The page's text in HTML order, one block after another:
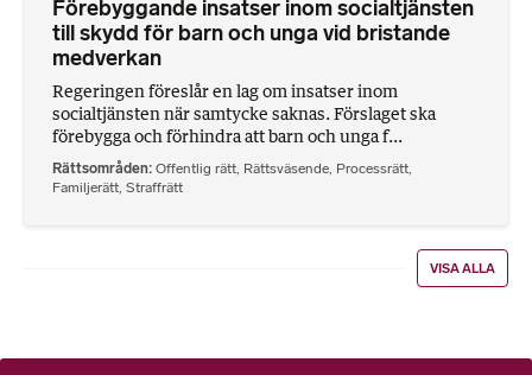
Förebyggande insatser inom socialtjänsten
till skydd för barn och unga vid bristande
medverkan
Regeringen föreslår en lag om insatser inom
socialtjänsten när samtycke saknas. Förslaget ska
förebygga och förhindra att barn och unga f...
Rättsområden Offentlig rätt Rättsväsende Processrätt
Familjerätt Straffrätt
VISA ALLA